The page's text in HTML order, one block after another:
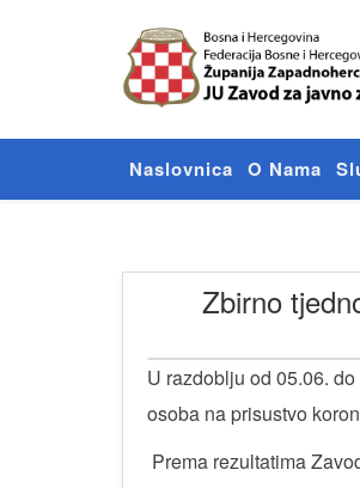
Naslovnica O Nama
Zbirno
U razdoblju od 05.06.
osoba na prisustvo
Prema rezultatima